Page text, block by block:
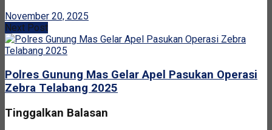
November 20, 2025
Next Post
Polres Gunung Mas Gelar Apel Pasukan Operasi
Zebra Telabang 2025
Tinggalkan Balasan